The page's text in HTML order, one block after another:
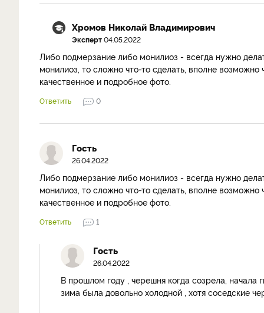
Хромов Николай Владимирович
Эксперт04.05.2022
Либо подмерзание либо монилиоз - всегда нужно
монилиоз, то сложно что-то сделать, вполне
качественное и подробное фото.
Ответить 0
Гость
26.04.2022
Либо подмерзание либо монилиоз - всегда нужно
монилиоз, то сложно что-то сделать, вполне
качественное и подробное фото.
Ответить 1
Гость
26.04.2022
В прошлом году , черешня когда созрела, начала
зима была довольно холодной , хотя соседские